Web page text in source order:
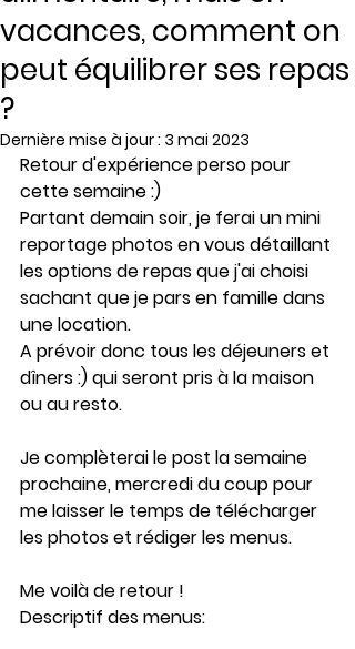
vacances, comment on
peut équilibrer ses repas
?
Dernière mise à jour : 3 mai 2023
Retour d'expérience perso pour
cette semaine :)
Partant demain soir, je ferai un mini
reportage photos en vous détaillant
les options de repas que j'ai choisi
sachant que je pars en famille dans
une location.
A prévoir donc tous les déjeuners et
dîners :) qui seront pris à la maison
ou au resto.
Je complèterai le post la semaine
prochaine, mercredi du coup pour
me laisser le temps de télécharger
les photos et rédiger les menus.
Me voilà de retour !
Descriptif des menus: